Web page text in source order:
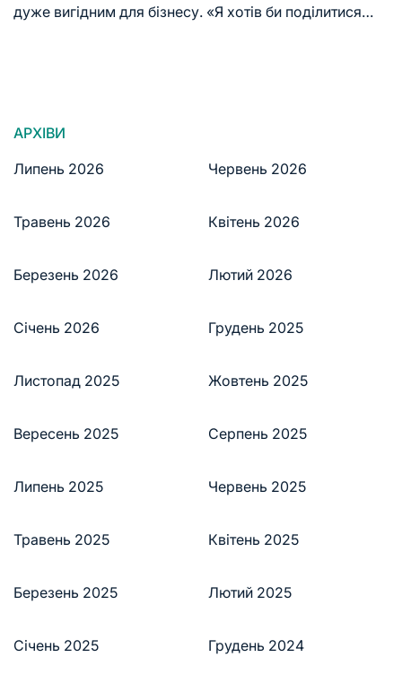
дуже вигідним для бізнесу. «Я хотів би поділитися…
АРХІВИ
Липень 2026
Червень 2026
Травень 2026 Квітень 2026
Березень 2026 Лютий 2026
Січень 2026 Грудень 2025
Листопад 2025 Жовтень 2025
Вересень 2025 Серпень 2025
Липень 2025 Червень 2025
Травень 2025 Квітень 2025
Березень 2025 Лютий 2025
Січень 2025 Грудень 2024